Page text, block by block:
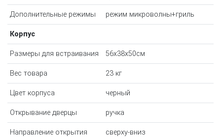
Дополнительные режимы режим микроволны+гриль
Корпус
Размеры для встраивания 56x38x50см
Вес товара 23 кг
Цвет корпуса черный
Открывание дверцы ручка
Направление открытия
сверху-вниз